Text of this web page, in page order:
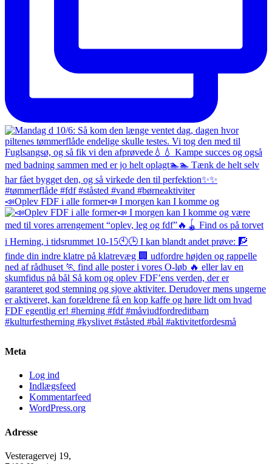
📣Oplev FDF i alle former📣 I morgen kan I komme og
Meta
Log ind
Indlægsfeed
Kommentarfeed
WordPress.org
Adresse
Vesteragervej 19,